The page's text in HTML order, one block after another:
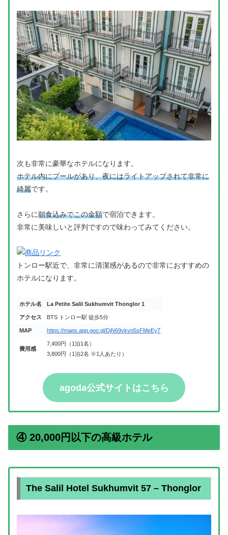
次も非常に豪華なホテルになります。
ホテル内にプールがあり、夜にはライトアップされて非常に
綺麗です。
さらに朝食込みでこの金額で宿泊できます。
非常に美味しいと評判ですので味わってみてください。
トンロー駅近で、非常に清潔感があるので非常におすすめの
ホテルになります。
ホテル名 La Petite Salil Sukhumvit Thonglor 1
アクセス BTS トンロー駅 徒歩5分
MAP https://maps.app.goo.gl/DjN69vkvn5sFMeEy7
費用感
7,400円（1泊1名）
3,800円（1泊2名 ※1人あたり）
agoda公式サイトはこちら
④ 20,000円以下の高級ホテル
The Salil Hotel Sukhumvit 57 – Thonglor